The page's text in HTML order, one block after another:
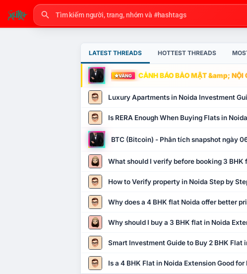
LATEST THREADS HOTTEST THREADS
VÀNG CẢNH BÁO BẢO MẬT &amp; NỘI
Luxury Apartments in Noida Investment
Is RERA Enough When Buying Flats in
BTC (Bitcoin) - Phân tích snapshot ngày
What should I verify before booking 3 BHK
How to Verify property in Noida Step by
Why does a 4 BHK flat Noida offer better
Why should I buy a 3 BHK flat in Noida
Smart Investment Guide to Buy 2 BHK Flat
Is a 4 BHK Flat in Noida Extension Good for